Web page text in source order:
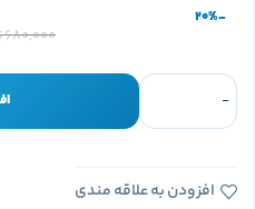
-20%
680,000
افزودن به علاقه مندی